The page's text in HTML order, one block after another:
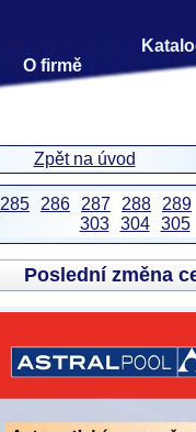
O firmě
Zpět na úvod
285 286 287 288 289
303
304 305
Poslední změna